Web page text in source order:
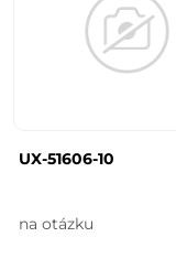
UX-51606-10
na otázku